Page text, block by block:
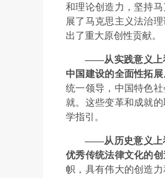
和理论创造力，坚持
展了马克思主义法治
出了重大原创性贡献。
——从实践意义上
中国建设的全面性拓展
统一领导，中国特色
就。这些变革和成就
学指引。
——从历史意义上
优秀传统法律文化的创
帜，具有伟大的创造